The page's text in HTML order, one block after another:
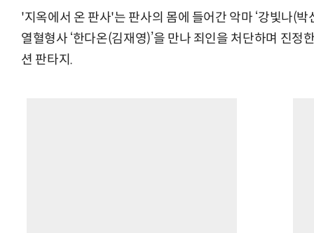
'지옥에서 온 판사'는 판사의 몸에 들어간 악마 ‘강빛나(
열혈형사 ‘한다온(김재영)’을 만나 죄인을 처단하며 진정
션 판타지.